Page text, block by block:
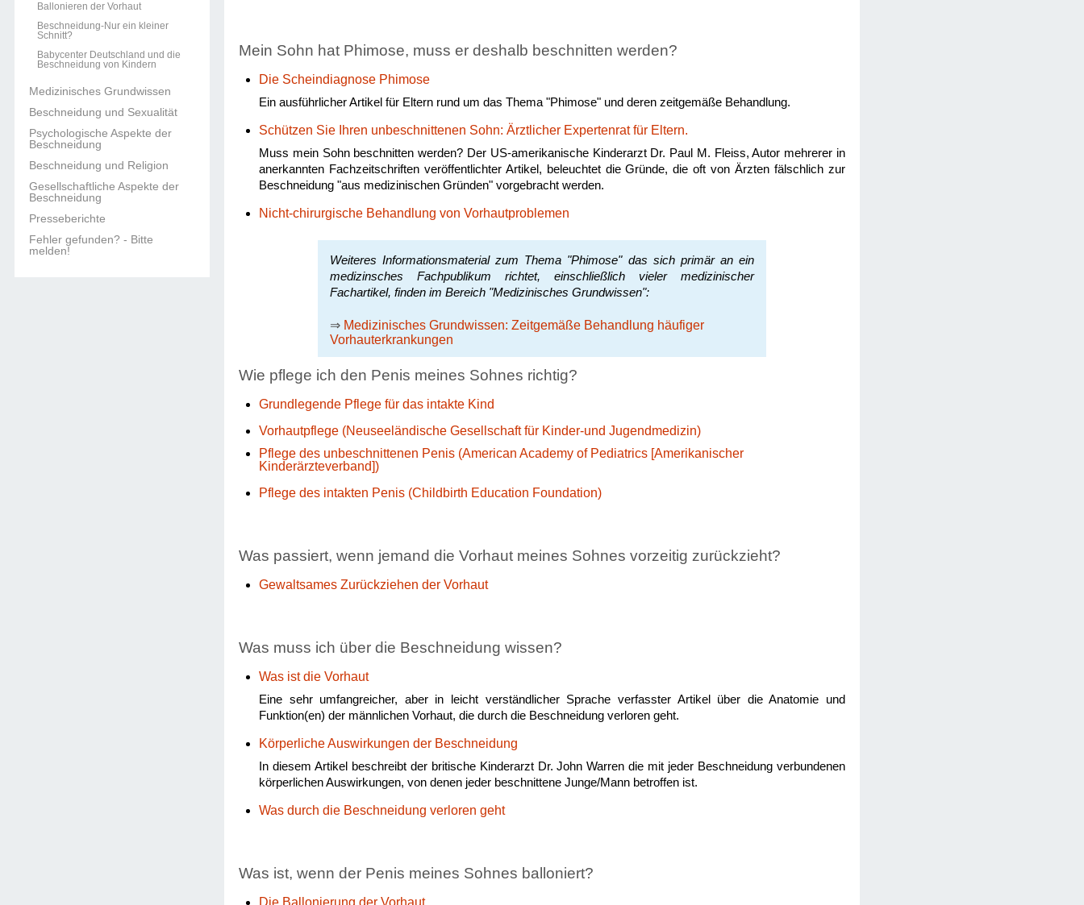
Ballonieren der Vorhaut
Beschneidung-Nur ein kleiner
Schnitt?
Babycenter Deutschland und die
Beschneidung von Kindern
Medizinisches Grundwissen
Beschneidung und Sexualität
Psychologische Aspekte der
Beschneidung
Beschneidung und Religion
Gesellschaftliche Aspekte der
Beschneidung
Presseberichte
Fehler gefunden? - Bitte
melden!
Mein Sohn hat Phimose, muss er deshalb beschnitten werden?
Die Scheindiagnose Phimose
Ein ausführlicher Artikel für Eltern rund um das Thema "Phimose" und deren zeitgemäße Behandlung.
Schützen Sie Ihren unbeschnittenen Sohn: Ärztlicher Expertenrat für Eltern.
Muss mein Sohn beschnitten werden? Der US-amerikanische Kinderarzt Dr. Paul M. Fleiss, Autor mehrerer in
anerkannten Fachzeitschriften veröffentlichter Artikel, beleuchtet die Gründe, die oft von Ärzten fälschlich zur
Beschneidung "aus medizinischen Gründen" vorgebracht werden.
Nicht-chirurgische Behandlung von Vorhautproblemen
Weiteres Informationsmaterial zum Thema "Phimose" das sich primär an ein
medizinsches Fachpublikum richtet, einschließlich vieler medizinischer
Fachartikel, finden im Bereich "Medizinisches Grundwissen":
⇒ Medizinisches Grundwissen: Zeitgemäße Behandlung häufiger
Vorhauterkrankungen
Wie pflege ich den Penis meines Sohnes richtig?
Grundlegende Pflege für das intakte Kind
Vorhautpflege (Neuseeländische Gesellschaft für Kinder-und Jugendmedizin)
Pflege des unbeschnittenen Penis (American Academy of Pediatrics [Amerikanischer
Kinderärzteverband])
Pflege des intakten Penis (Childbirth Education Foundation)
Was passiert, wenn jemand die Vorhaut meines Sohnes vorzeitig zurückzieht?
Gewaltsames Zurückziehen der Vorhaut
Was muss ich über die Beschneidung wissen?
Was ist die Vorhaut
Eine sehr umfangreicher, aber in leicht verständlicher Sprache verfasster Artikel über die Anatomie und
Funktion(en) der männlichen Vorhaut, die durch die Beschneidung verloren geht.
Körperliche Auswirkungen der Beschneidung
In diesem Artikel beschreibt der britische Kinderarzt Dr. John Warren die mit jeder Beschneidung verbundenen
körperlichen Auswirkungen, von denen jeder beschnittene Junge/Mann betroffen ist.
Was durch die Beschneidung verloren geht
Was ist, wenn der Penis meines Sohnes balloniert?